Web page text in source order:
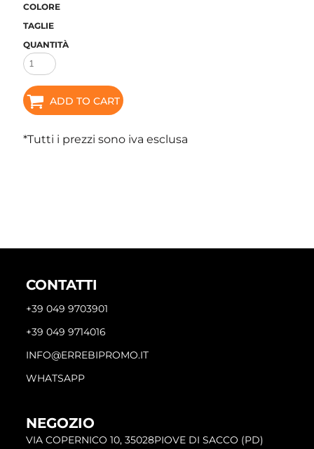
COLORE
TAGLIE
QUANTITÀ
ADD TO CART
*Tutti i prezzi sono iva esclusa
CONTATTI
+39 049 9703901
+39 049 9714016
INFO@ERREBIPROMO.IT
WHATSAPP
NEGOZIO
VIA COPERNICO 10, 35028PIOVE DI SACCO (PD)